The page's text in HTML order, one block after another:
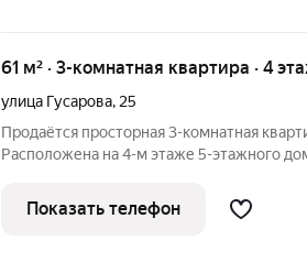
61 м² · 3-комнатная квартира · 4
улица Гусарова, 25
Продаётся просторная 3-комнатная
Расположена на 4-м этаже 5-этажного дома. Во
магазины «Красный яр», «Командор»,
транспорта в
Показать телефон